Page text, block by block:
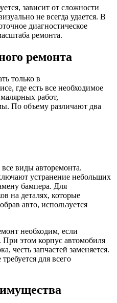
зависит от сложности
не всегда удается. В
диагностическое
ремонта.
ремонта
только в
где есть все необходимое
работ,
По объему различают два
виды авторемонта.
устранение небольших
бампера. Для
на деталях, которые
авто, используется
необходим, если
этом корпус автомобиля
честь запчастей заменяется.
для всего